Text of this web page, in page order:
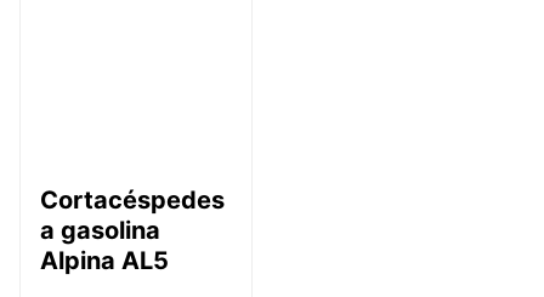
Cortacéspedes
a gasolina
Alpina AL5